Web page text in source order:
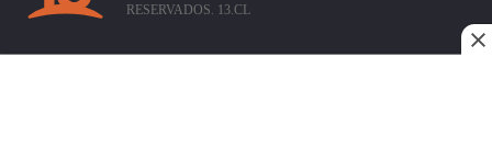
RESERVADOS. 13.CL